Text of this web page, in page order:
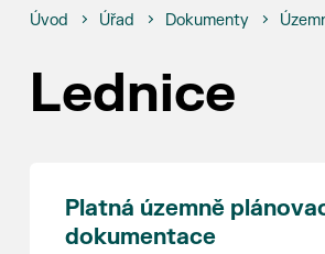
Úvod Úřad Dokumenty
Lednice
Platná územně
dokumentace